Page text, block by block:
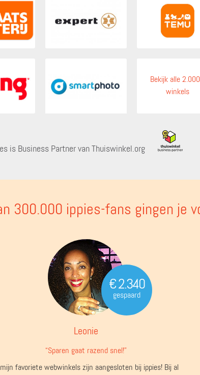
Bekijk alle
winkels
is Business Partner van Thuiswinkel.org
300.000 ippies-fans gingen je
€ 2.340
gespaard
Leonie
“Sparen gaat razend snel!”
favoriete webwinkels zijn aangesloten bij ippies! Bij al